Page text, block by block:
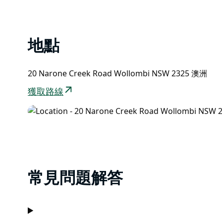
地點
20 Narone Creek Road Wollombi NSW 2325 澳洲
獲取路線
常見問題解答